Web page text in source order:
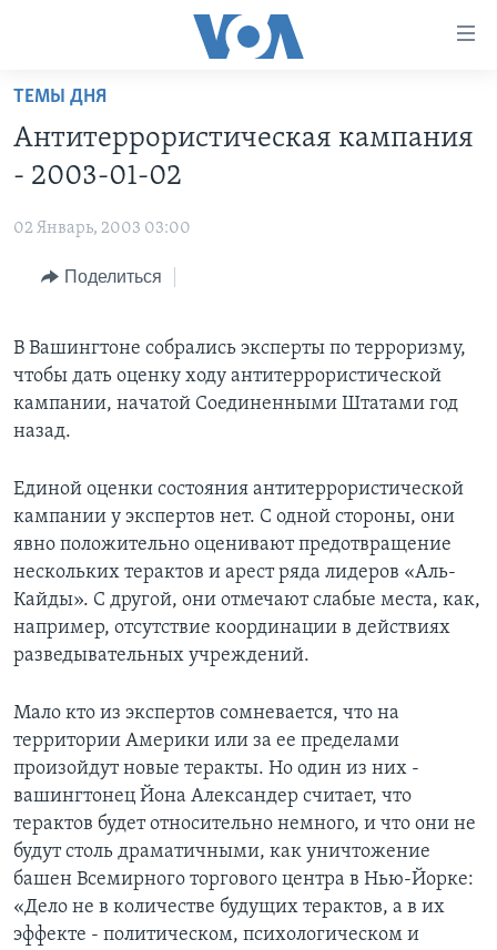
Перейти
основной
контент
навигации
поиск
ПРОГРАММЫ
НОВОСТИ ЗА МИНУТУ
ИТОГИ
ДИСКУССИЯ VOA
ДЕТАЛИ
НЬЮ-ЙОРК NEW YORK
АМЕРИКА. БОЛЬШОЕ ПУТЕШЕСТВИЕ
УЧИМ АНГЛИЙСКИЙ
НАША АМЕРИКАНСКАЯ ИСТОРИЯ
АРТЕФАКТЫ
АМЕРИКАНСКИЕ ГОРОДКИ
ТЕСТЫ
ЭКСПЕРТИЗА
ИНТЕРВЬЮ
ЗА СВОБОДУ ПРЕССЫ
УЧИМ АНГЛИЙСКИЙ
ВИДЕО
ПОДПИСКА НА НОВОСТИ
Learning English
СОЦИАЛЬНЫЕ СЕТИ
ТЕМЫ ДНЯ
Антитеррористическая кампания
- 2003-01-02
02 Январь, 2003 03:00
Поделиться
В Вашингтоне собрались эксперты по терроризму,
чтобы дать оценку ходу антитеррористической
кампании, начатой Соединенными Штатами год
назад.
Единой оценки состояния антитеррористической
кампании у экспертов нет. С одной стороны, они
явно положительно оценивают предотвращение
нескольких терактов и арест ряда лидеров «Аль-
Кайды». С другой, они отмечают слабые места, как,
например, отсутствие координации в действиях
разведывательных учреждений.
Мало кто из экспертов сомневается, что на
территории Америки или за ее пределами
произойдут новые теракты. Но один из них -
вашингтонец Йона Александер считает, что
терактов будет относительно немного, и что они не
будут столь драматичными, как уничтожение
башен Всемирного торгового центра в Нью-Йорке:
«Дело не в количестве будущих терактов, а в их
эффекте - политическом, психологическом и